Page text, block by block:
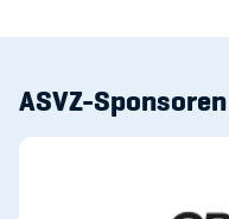
ASVZ-Sponsoren